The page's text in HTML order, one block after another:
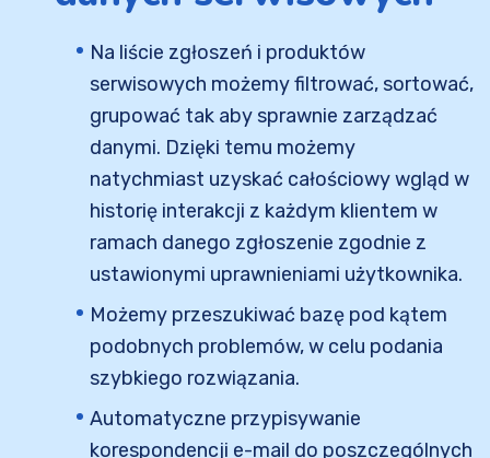
Na liście zgłoszeń i produktów
serwisowych możemy filtrować, sortować,
grupować tak aby sprawnie zarządzać
danymi. Dzięki temu możemy
natychmiast uzyskać całościowy wgląd w
historię interakcji z każdym klientem w
ramach danego zgłoszenie zgodnie z
ustawionymi uprawnieniami użytkownika.
Możemy przeszukiwać bazę pod kątem
podobnych problemów, w celu podania
szybkiego rozwiązania.
Automatyczne przypisywanie
korespondencji e-mail do poszczególnych